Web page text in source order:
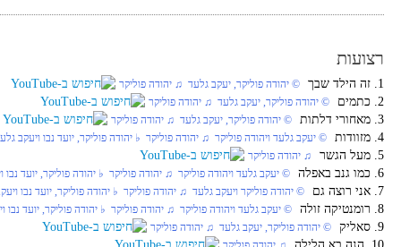
רצועות
1. זה הילד שבך © יהודה פוליקר, יעקב גלעד ♫ יהודה פוליקר
2. כתמים © יהודה פוליקר, יעקב גלעד ♫ יהודה פוליקר
3. מאחורי דלתות © יהודה פוליקר, יעקב גלעד ♫ יהודה פוליקר
4. מזוודות © יעקב גלעד ויהודה פוליקר ♫ יהודה פוליקר ♭ יהודה פוליקר, יועד נבו ויעקב
5. מעל הגשר ♫ יהודה פוליקר
6. כמו גנב באפלה © יעקב גלעד ויהודה פוליקר ♫ יהודה פוליקר ♭ יהודה פוליקר, יועד נבו
7. אני רוצה גם © יהודה פוליקר ויעקב גלעד ♫ יהודה פוליקר ♭ יהודה פוליקר, יועד נבו
8. רומנטיקה זולה © יעקב גלעד ויהודה פוליקר ♫ יהודה פוליקר ♭ יהודה פוליקר, יועד נבו
9. סאליק © יהודה פוליקר, יעקב גלעד ♫ יהודה פוליקר